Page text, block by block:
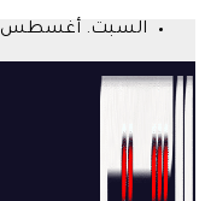
content
السبت. أغسطس 8th, 2026